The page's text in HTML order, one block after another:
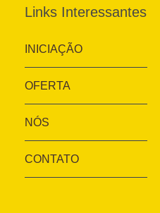
Links Interessantes
INICIAÇÃO
OFERTA
NÓS
CONTATO